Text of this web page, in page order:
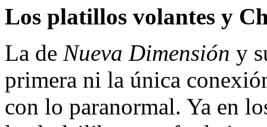
Los platillos volantes y
La de Nueva Dimensión y
primera ni la única
con lo paranormal. Ya en